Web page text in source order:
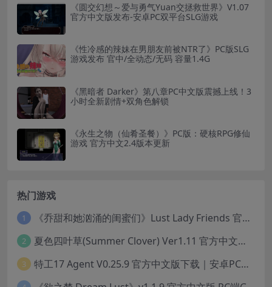
《圆交幻想～爱与勇气Yuan交拯救世界》V1.07
官方中文版发布-安卓PC双平台SLG游戏
《性冷感的辣妹在男朋友前被NTR了》PC版SLG
游戏发布 官中/全动态/无码 容量1.4G​
《黑暗者 Darker》第八章PC中文版震撼上线！3
小时全新剧情+双角色解锁
《永生之物（仙肴圣餐）》PC版：硬核RPG修仙
游戏 官方中文2.4版本更新
热门游戏
1 《乔甜和她汹涌的闺蜜们》Lust Lady Friends 官方中文版 SLG模拟经营游戏｜角色情感互动｜动态画面
2 夏色四叶草(Summer Clover) Ver1.11 官方中文版：全CG无修+动态互动SLG游戏下载
3 特工17 Agent V0.25.9 官方中文版下载｜安卓PC双端｜附存档赞助码